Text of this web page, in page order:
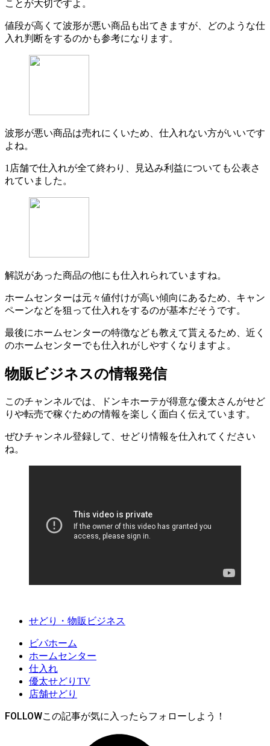
ことが大切ですよ。
値段が高くて波形が悪い商品も出てきますが、どのような仕
入れ判断をするのかも参考になります。
波形が悪い商品は売れにくいため、仕入れない方がいいです
よね。
1店舗で仕入れが全て終わり、見込み利益についても公表さ
れていました。
解説があった商品の他にも仕入れられていますね。
ホームセンターは元々値付けが高い傾向にあるため、キャン
ペーンなどを狙って仕入れをするのが基本だそうです。
最後にホームセンターの特徴なども教えて貰えるため、近く
のホームセンターでも仕入れがしやすくなりますよ。
物販ビジネスの情報発信
このチャンネルでは、ドンキホーテが得意な優太さんがせど
りや転売で稼ぐための情報を楽しく面白く伝えています。
ぜひチャンネル登録して、せどり情報を仕入れてください
ね。
せどり・物販ビジネス
ビバホーム
ホームセンター
仕入れ
優太せどりTV
店舗せどり
FOLLOW